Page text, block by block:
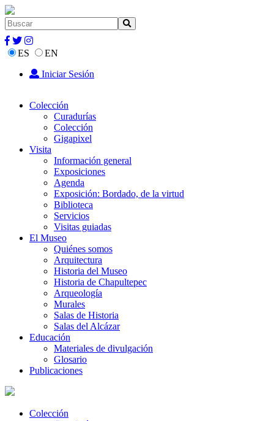
ES
EN
Iniciar Sesión
Colección
Curadurías
Colección
Gigapixel
Visita
Información general
Exposiciones
Agenda
Exposición: Bordado, de la virtud
Biblioteca
Servicios
Visitas guiadas
El Museo
Quiénes somos
Arquitectura
Historia del Museo
Historia de Chapultepec
Arqueología
Murales
Salas de Historia
Salas del Alcázar
Educación
Materiales de divulgación
Glosario
Publicaciones
Colección